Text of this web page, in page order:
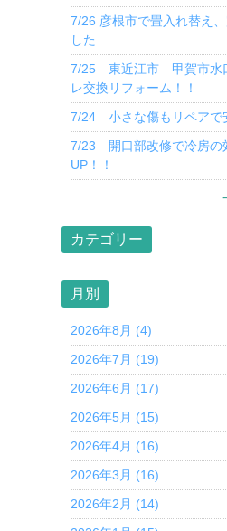
7/26 彦根市で畳入れ替え
した
7/25 東近江市 甲賀市水
レ交換リフォーム！！
7/24 小さな傷もリペアで
7/23 開口部改修で冷房の
UP！！
カテゴリー
月別
2026年8月 (4)
2026年7月 (19)
2026年6月 (17)
2026年5月 (15)
2026年4月 (16)
2026年3月 (16)
2026年2月 (14)